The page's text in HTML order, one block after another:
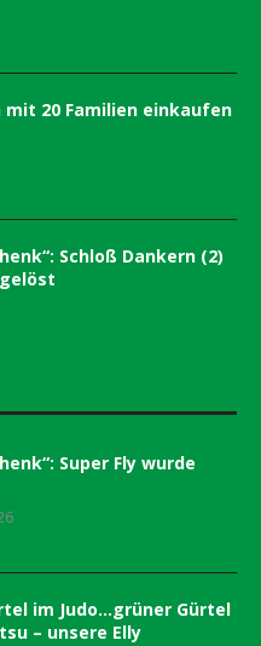
mit 20 Familien einkaufen
Schloß Dankern (2)
Super Fly wurde
im Judo…grüner Gürtel
– unsere Elly